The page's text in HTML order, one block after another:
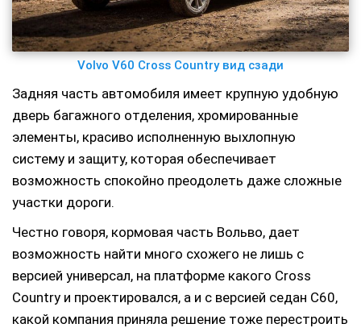
Volvo V60 Cross Country вид сзади
Задняя часть автомобиля имеет крупную удобную
дверь багажного отделения, хромированные
элементы, красиво исполненную выхлопную
систему и защиту, которая обеспечивает
возможность спокойно преодолеть даже сложные
участки дороги.
Честно говоря, кормовая часть Вольво, дает
возможность найти много схожего не лишь с
версией универсал, на платформе какого Cross
Country и проектировался, а и с версией седан С60,
какой компания приняла решение тоже перестроить